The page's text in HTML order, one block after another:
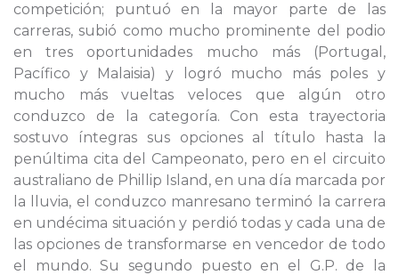
competición; puntuó en la mayor parte de las
carreras, subió como mucho prominente del podio
en tres oportunidades mucho más (Portugal,
Pacífico y Malaisia) y logró mucho más poles y
mucho más vueltas veloces que algún otro
conduzco de la categoría. Con esta trayectoria
sostuvo íntegras sus opciones al título hasta la
penúltima cita del Campeonato, pero en el circuito
australiano de Phillip Island, en una día marcada por
la lluvia, el conduzco manresano terminó la carrera
en undécima situación y perdió todas y cada una de
las opciones de transformarse en vencedor de todo
el mundo. Su segundo puesto en el G.P. de la